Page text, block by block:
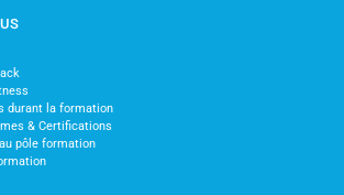
durant la formation
& Certifications
pôle formation